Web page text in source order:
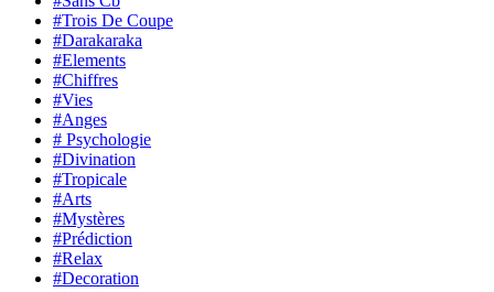
#Trois De Coupe
#Darakaraka
#Elements
#Chiffres
#Vies
#Anges
# Psychologie
#Divination
#Tropicale
#Arts
#Mystères
#Prédiction
#Relax
#Decoration